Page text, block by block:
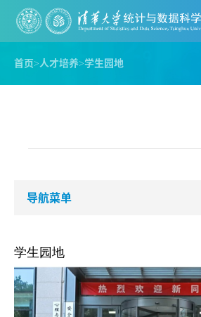
首页> 人才培养>学生园地
学生园地
导航菜单